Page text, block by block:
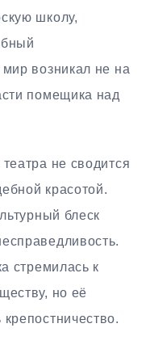
школу,
возникал не на
помещика над
не сводится
красотой.
блеск
стремилась к
но её